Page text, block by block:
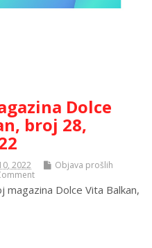
Dolce
broj 28,
2022
Objava prošlih
magazina Dolce Vita Balkan,